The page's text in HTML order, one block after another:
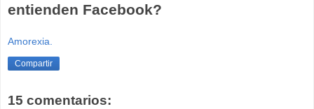
entienden Facebook?
Amorexia.
Compartir
15 comentarios: